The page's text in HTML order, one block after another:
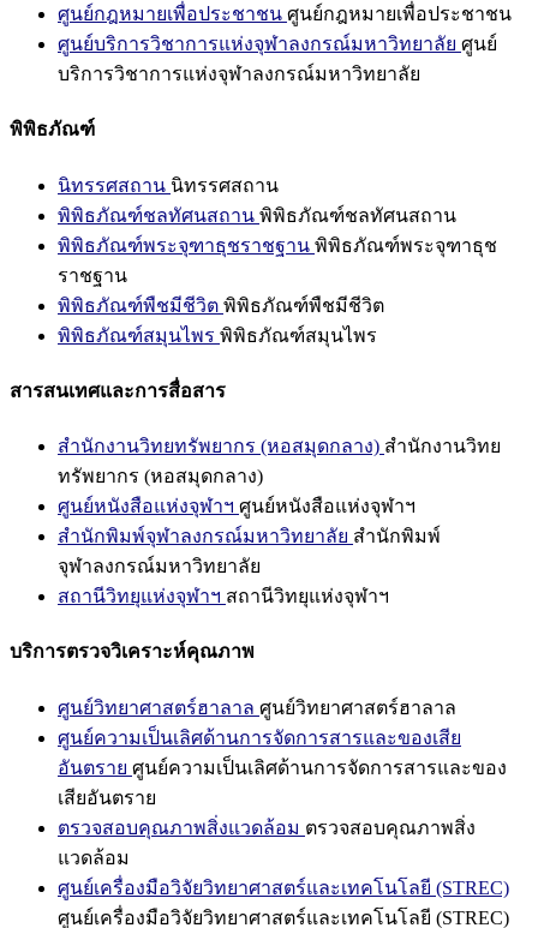
ศูนย์กฎหมายเพื่อประชาชน ศูนย์กฎหมายเพื่อประชาชน
ศูนย์บริการวิชาการแห่งจุฬาลงกรณ์มหาวิทยาลัย ศูนย์
บริการวิชาการแห่งจุฬาลงกรณ์มหาวิทยาลัย
พิพิธภัณฑ์
นิทรรศสถาน นิทรรศสถาน
พิพิธภัณฑ์ชลทัศนสถาน พิพิธภัณฑ์ชลทัศนสถาน
พิพิธภัณฑ์พระจุฑาธุชราชฐาน พิพิธภัณฑ์พระจุฑาธุช
ราชฐาน
พิพิธภัณฑ์พืชมีชีวิต พิพิธภัณฑ์พืชมีชีวิต
พิพิธภัณฑ์สมุนไพร พิพิธภัณฑ์สมุนไพร
สารสนเทศและการสื่อสาร
สำนักงานวิทยทรัพยากร (หอสมุดกลาง) สำนักงานวิทย
ทรัพยากร (หอสมุดกลาง)
ศูนย์หนังสือแห่งจุฬาฯ ศูนย์หนังสือแห่งจุฬาฯ
สำนักพิมพ์จุฬาลงกรณ์มหาวิทยาลัย สำนักพิมพ์
จุฬาลงกรณ์มหาวิทยาลัย
สถานีวิทยุแห่งจุฬาฯ สถานีวิทยุแห่งจุฬาฯ
บริการตรวจวิเคราะห์คุณภาพ
ศูนย์วิทยาศาสตร์ฮาลาล ศูนย์วิทยาศาสตร์ฮาลาล
ศูนย์ความเป็นเลิศด้านการจัดการสารและของเสีย
อันตราย ศูนย์ความเป็นเลิศด้านการจัดการสารและของ
เสียอันตราย
ตรวจสอบคุณภาพสิ่งแวดล้อม ตรวจสอบคุณภาพสิ่ง
แวดล้อม
ศูนย์เครื่องมือวิจัยวิทยาศาสตร์และเทคโนโลยี (STREC)
ศูนย์เครื่องมือวิจัยวิทยาศาสตร์และเทคโนโลยี (STREC)